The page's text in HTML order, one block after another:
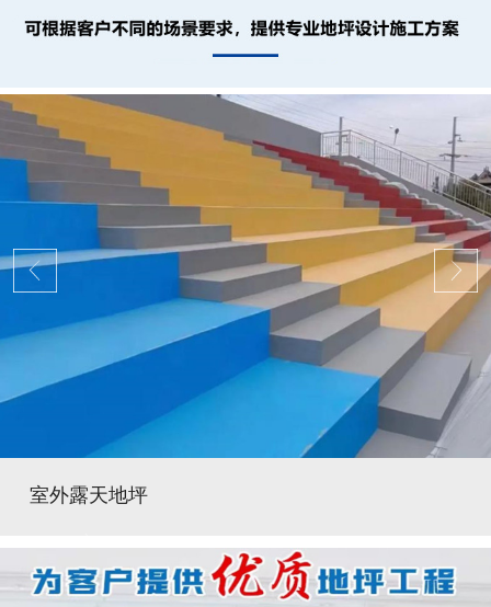
室外露天地坪